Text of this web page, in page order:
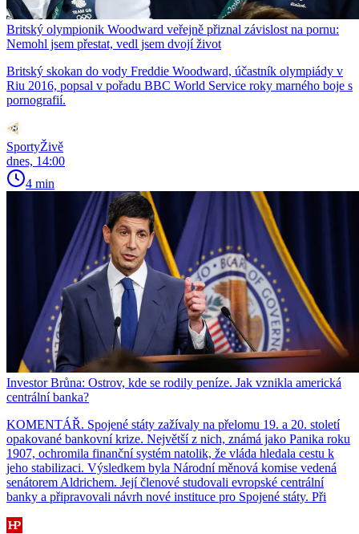
Britský olympionik Woodward veřejně přiznal závislost na pornu:
Nemohl jsem přestat, vedl jsem dvojí život
Britský skokan do vody Freddie Woodward, účastník olympiády v
Riu 2016, popsal v pořadu BBC World Service roky marného boje s
pornografií.
SportyŽivě
dnes, 14:00
4 min
Investor Brůna: Ostrov, kde se rodily peníze. Jak vznikla americká
centrální banka?
KOMENTÁŘ. Spojené státy zažívaly na přelomu 19. a 20. století
opakované bankovní krize. Největší z nich, známá jako Panika roku
1907, ochromila finanční systém natolik, že vláda hledala cestu k
jeho stabilizaci. Výsledkem byla Národní měnová komise vedená
senátorem Aldrichem. Její členové studovali evropské centrální
banky a připravovali návrh nové instituce pro Spojené státy. Při